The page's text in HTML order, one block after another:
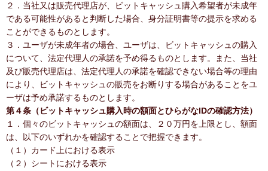
２．当社又は販売代理店が、ビットキャッシュ購入希望者が未成年
である可能性があると判断した場合、身分証明書等の提示を求める
ことができるものとします。
３．ユーザが未成年者の場合、ユーザは、ビットキャッシュの購入
について、法定代理人の承諾を予め得るものとします。また、当社
及び販売代理店は、法定代理人の承諾を確認できない場合等の理由
により、ビットキャッシュの販売をお断りする場合があることをユ
ーザは予め承諾するものとします。
第４条（ビットキャッシュ購入時の額面とひらがなIDの確認方法）
１．個々のビットキャッシュの額面は、２０万円を上限とし、額面
は、以下のいずれかを確認することで把握できます。
（１）カード上における表示
（２）シートにおける表示